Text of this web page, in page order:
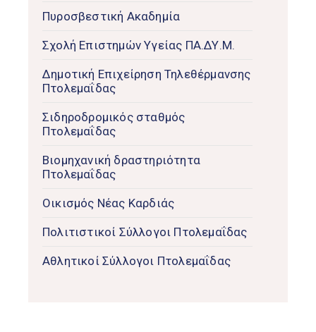
Πυροσβεστική Ακαδημία
Σχολή Επιστημών Υγείας ΠΑ.ΔΥ.Μ.
Δημοτική Επιχείρηση Τηλεθέρμανσης
Πτολεμαΐδας
Σιδηροδρομικός σταθμός
Πτολεμαΐδας
Βιομηχανική δραστηριότητα
Πτολεμαΐδας
Οικισμός Νέας Καρδιάς
Πολιτιστικοί Σύλλογοι Πτολεμαΐδας
Αθλητικοί Σύλλογοι Πτολεμαΐδας